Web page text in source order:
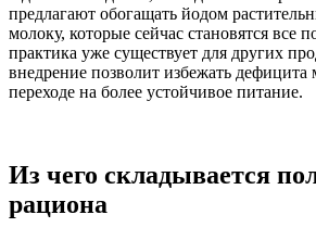
предлагают обогащать йодом
молоку, которые сейчас становятся все
практика уже существует для других
внедрение позволит избежать
переходе на более устойчивое питание.
Из чего складывается
рациона